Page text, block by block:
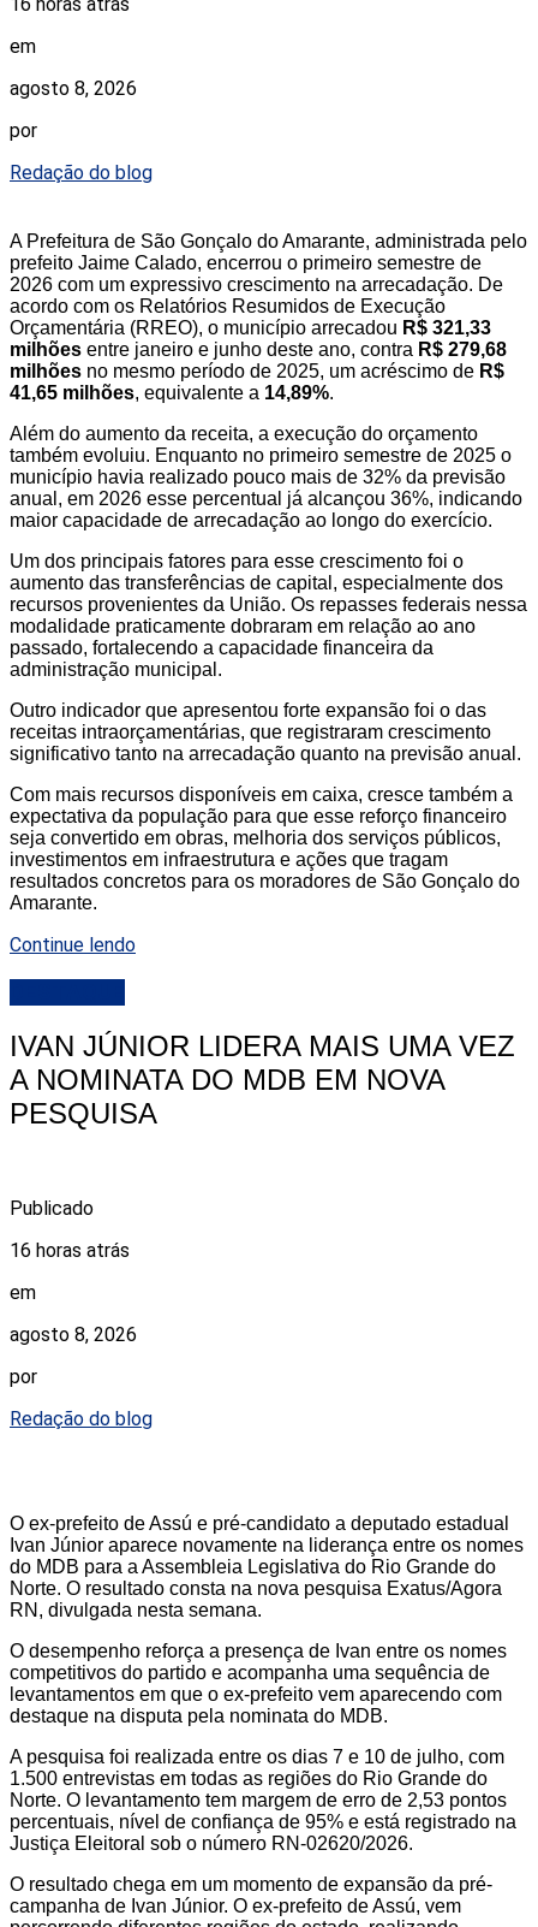
16 horas atrás
em
agosto 8, 2026
por
Redação do blog
A Prefeitura de São Gonçalo do Amarante, administrada pelo
prefeito Jaime Calado, encerrou o primeiro semestre de
2026 com um expressivo crescimento na arrecadação. De
acordo com os Relatórios Resumidos de Execução
Orçamentária (RREO), o município arrecadou R$ 321,33
milhões entre janeiro e junho deste ano, contra R$ 279,68
milhões no mesmo período de 2025, um acréscimo de R$
41,65 milhões, equivalente a 14,89%.
Além do aumento da receita, a execução do orçamento
também evoluiu. Enquanto no primeiro semestre de 2025 o
município havia realizado pouco mais de 32% da previsão
anual, em 2026 esse percentual já alcançou 36%, indicando
maior capacidade de arrecadação ao longo do exercício.
Um dos principais fatores para esse crescimento foi o
aumento das transferências de capital, especialmente dos
recursos provenientes da União. Os repasses federais nessa
modalidade praticamente dobraram em relação ao ano
passado, fortalecendo a capacidade financeira da
administração municipal.
Outro indicador que apresentou forte expansão foi o das
receitas intraorçamentárias, que registraram crescimento
significativo tanto na arrecadação quanto na previsão anual.
Com mais recursos disponíveis em caixa, cresce também a
expectativa da população para que esse reforço financeiro
seja convertido em obras, melhoria dos serviços públicos,
investimentos em infraestrutura e ações que tragam
resultados concretos para os moradores de São Gonçalo do
Amarante.
Continue lendo
IVAN JÚNIOR LIDERA MAIS UMA VEZ
A NOMINATA DO MDB EM NOVA
PESQUISA
Publicado
16 horas atrás
em
agosto 8, 2026
por
Redação do blog
O ex-prefeito de Assú e pré-candidato a deputado estadual
Ivan Júnior aparece novamente na liderança entre os nomes
do MDB para a Assembleia Legislativa do Rio Grande do
Norte. O resultado consta na nova pesquisa Exatus/Agora
RN, divulgada nesta semana.
O desempenho reforça a presença de Ivan entre os nomes
competitivos do partido e acompanha uma sequência de
levantamentos em que o ex-prefeito vem aparecendo com
destaque na disputa pela nominata do MDB.
A pesquisa foi realizada entre os dias 7 e 10 de julho, com
1.500 entrevistas em todas as regiões do Rio Grande do
Norte. O levantamento tem margem de erro de 2,53 pontos
percentuais, nível de confiança de 95% e está registrado na
Justiça Eleitoral sob o número RN-02620/2026.
O resultado chega em um momento de expansão da pré-
campanha de Ivan Júnior. O ex-prefeito de Assú, vem